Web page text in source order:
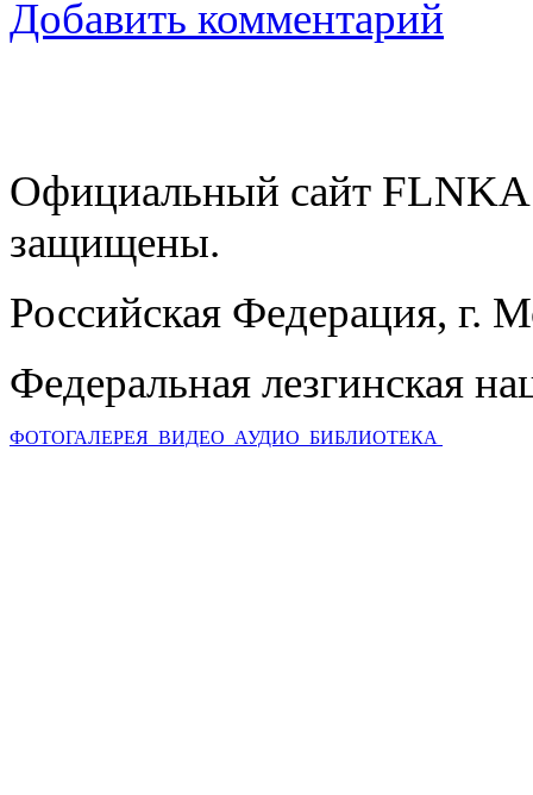
Добавить комментарий
Официальный сайт
защищены.
Российская Федерация, г.
Федеральная лезгинская
ФОТОГАЛЕРЕЯ ВИДЕО АУДИО БИБЛИОТЕКА